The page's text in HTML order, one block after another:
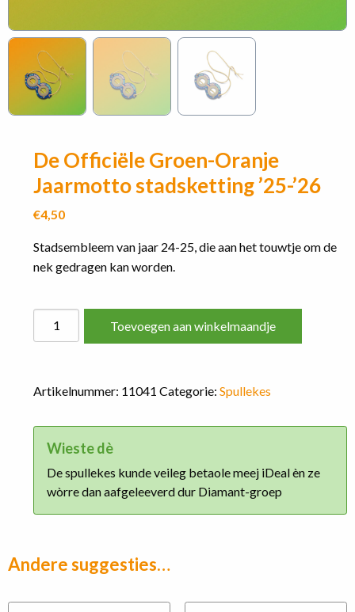
De Officiële Groen-Oranje
Jaarmotto stadsketting ’25-’26
€4,50
Stadsembleem van jaar 24-25, die aan het touwtje om de
nek gedragen kan worden.
Officiële
Jaarmotto
aantal
Toevoegen aan winkelmaandje
Artikelnummer: 11041 Categorie: Spullekes
Wieste dè
De spullekes kunde veileg betaole meej iDeal èn ze
wòrre dan aafgeleeverd dur Diamant-groep
Andere suggesties…